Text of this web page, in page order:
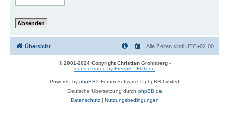
Übersicht Alle Zeiten sind UTC+02:00
© 2001-2024 Copyright Christian Grohnberg-
icons created by Freepik - Flaticon
Powered by phpBB® Forum Software © phpBB Limited
Deutsche Übersetzung durch phpBB.de
Datenschutz| Nutzungsbedingungen